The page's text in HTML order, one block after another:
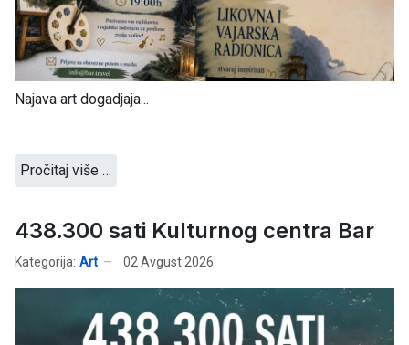
Najava art dogadjaja...
Pročitaj više …
438.300 sati Kulturnog centra Bar
Kategorija: Art 02 Avgust 2026